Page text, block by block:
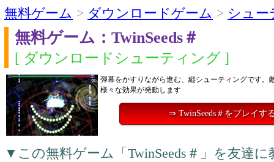
無料ゲーム > ダウンロードゲーム > シュー
無料ゲーム：TwinSeeds＃
[ ダウンロードシューティング ]
弾幕をかすりながら進む、縦シューティングです。
様々な効果が発動します
⇒ TwinSeeds＃をプレイす
▼この無料ゲーム「TwinSeeds＃」を友達